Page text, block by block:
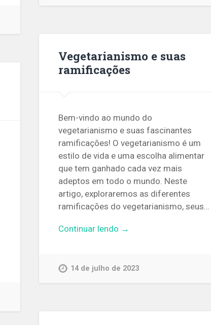
Vegetarianismo e suas
ramificações
Bem-vindo ao mundo do
vegetarianismo e suas fascinantes
ramificações! O vegetarianismo é um
estilo de vida e uma escolha alimentar
que tem ganhado cada vez mais
adeptos em todo o mundo. Neste
artigo, exploraremos as diferentes
ramificações do vegetarianismo, seus…
Continuar lendo →
14 de julho de 2023